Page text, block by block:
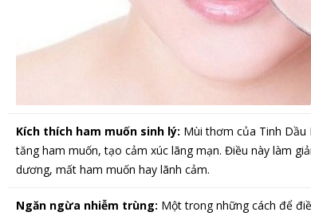
Kích thích ham muốn sinh lý: Mùi thơm của Tinh Dầu
tăng ham muốn, tạo cảm xúc lãng mạn. Điều này làm
dương, mất ham muốn hay lãnh cảm.
Ngăn ngừa nhiễm trùng: Một trong những cách để